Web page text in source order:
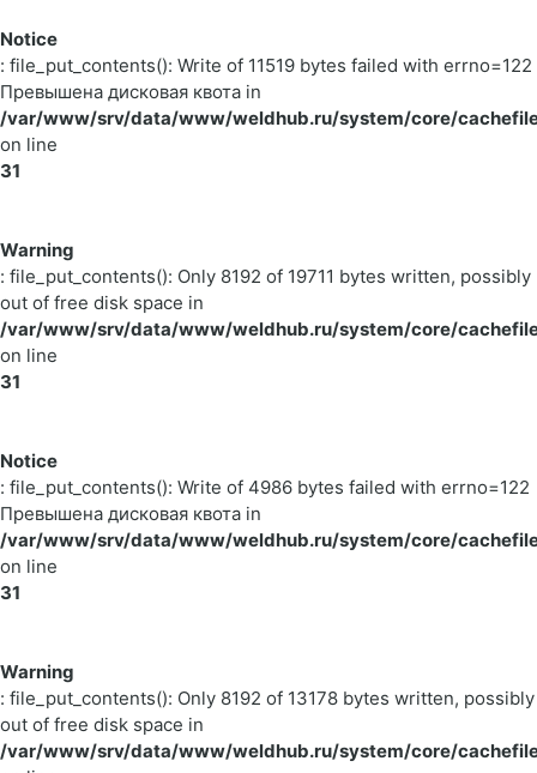
Notice
: file_put_contents(): Write of 11519 bytes failed with errno=122
Превышена дисковая квота in
/var/www/srv/data/www/weldhub.ru/system/core/
on line
31
Warning
: file_put_contents(): Only 8192 of 19711 bytes written, possibly
out of free disk space in
/var/www/srv/data/www/weldhub.ru/system/core/
on line
31
Notice
: file_put_contents(): Write of 4986 bytes failed with errno=122
Превышена дисковая квота in
/var/www/srv/data/www/weldhub.ru/system/core/
on line
31
Warning
: file_put_contents(): Only 8192 of 13178 bytes written, possibly
out of free disk space in
/var/www/srv/data/www/weldhub.ru/system/core/